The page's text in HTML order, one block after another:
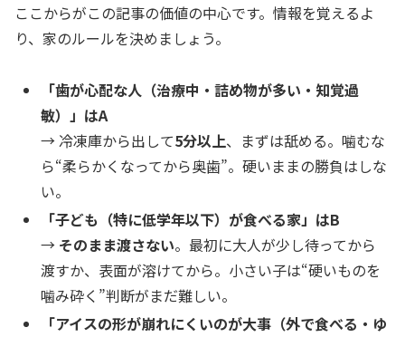
ここからがこの記事の価値の中心です。情報を覚えるよ
り、家のルールを決めましょう。
「歯が心配な人（治療中・詰め物が多い・知覚過
敏）」はA
→ 冷凍庫から出して5分以上、まずは舐める。噛むな
ら“柔らかくなってから奥歯”。硬いままの勝負はしな
い。
「子ども（特に低学年以下）が食べる家」はB
→ そのまま渡さない。最初に大人が少し待ってから
渡すか、表面が溶けてから。小さい子は“硬いものを
噛み砕く”判断がまだ難しい。
「アイスの形が崩れにくいのが大事（外で食べる・ゆ